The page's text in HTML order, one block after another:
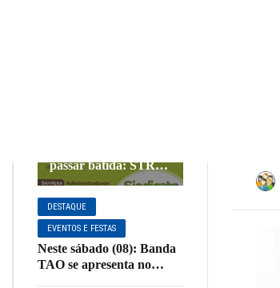
passar batida: STR
Muzambinho orienta
produtores sobre o
prazo de entrega
DESTAQUE
EVENTOS E FESTAS
Neste sábado (08): Banda
TAO se apresenta no